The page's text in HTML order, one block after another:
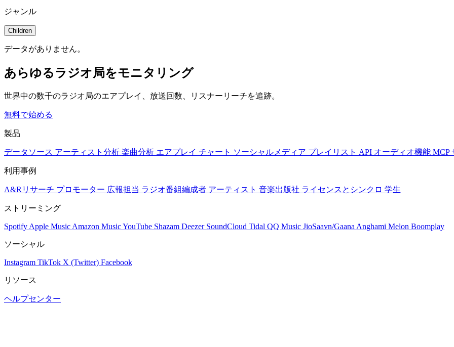
ジャンル
Children
データがありません。
あらゆるラジオ局をモニタリング
世界中の数千のラジオ局のエアプレイ、放送回数、リスナーリーチを追跡。
無料で始める
製品
データソース アーティスト分析 楽曲分析 エアプレイ チャート ソーシャルメディア プレイリスト API オーディオ機能 MCP
利用事例
A&Rリサーチ プロモーター 広報担当 ラジオ番組編成者 アーティスト 音楽出版社 ライセンスとシンクロ 学生
ストリーミング
Spotify Apple Music Amazon MusicYouTube Shazam Deezer SoundCloud Tidal QQ Music JioSaavn/Gaana Anghami Melon Boomplay
ソーシャル
Instagram TikTok X (Twitter) Facebook
リソース
ヘルプセンター